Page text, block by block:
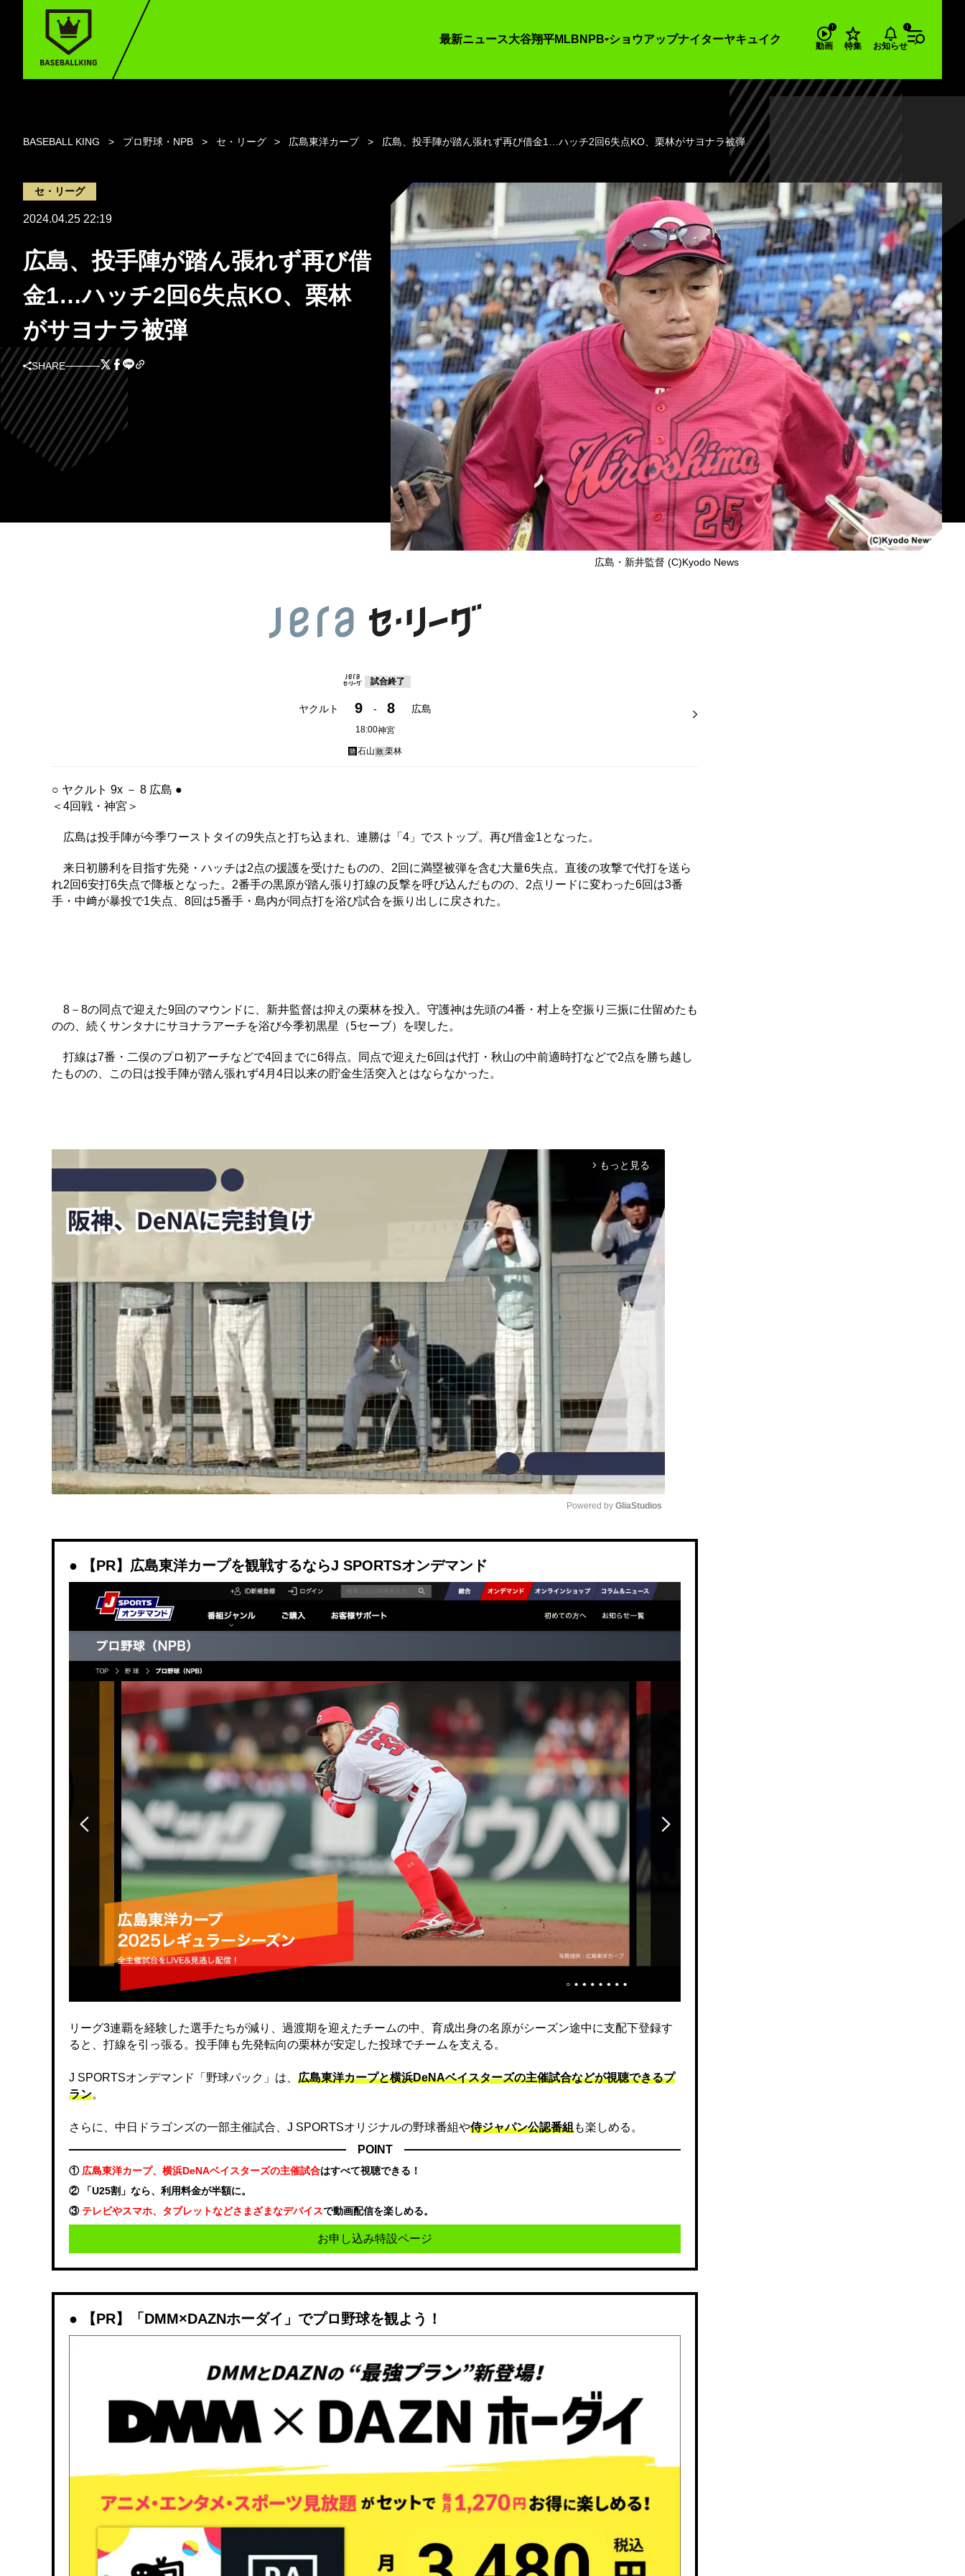
最新ニュース大谷翔平MLB NPB ショウアップナイターヤキュイク
動画 特集 お知らせ
BASEBALL KING プロ野球・NPB セ・リーグ 広島東洋カープ 広島、投手陣が踏ん張れず再び借金1…ハッチ2回6失点KO、栗林がサヨナラ被弾
セ・リーグ
2024.04.25 22:19
広島、投手陣が踏ん張れず再び借
金1…ハッチ2回6失点KO、栗林
がサヨナラ被弾
SHARE
広島・新井監督 (C)Kyodo News
試合終了
ヤクルト 9 - 8 広島
18:00神宮
勝石山 敗栗林
○ ヤクルト 9x － 8 広島 ●
＜4回戦・神宮＞
広島は投手陣が今季ワーストタイの9失点と打ち込まれ、連勝は「4」でストップ。再び借金1となった。
来日初勝利を目指す先発・ハッチは2点の援護を受けたものの、2回に満塁被弾を含む大量6失点。直後の攻撃で代打を送ら
れ2回6安打6失点で降板となった。2番手の黒原が踏ん張り打線の反撃を呼び込んだものの、2点リードに変わった6回は3番
手・中﨑が暴投で1失点、8回は5番手・島内が同点打を浴び試合を振り出しに戻された。
8－8の同点で迎えた9回のマウンドに、新井監督は抑えの栗林を投入。守護神は先頭の4番・村上を空振り三振に仕留めたも
のの、続くサンタナにサヨナラアーチを浴び今季初黒星（5セーブ）を喫した。
打線は7番・二俣のプロ初アーチなどで4回までに6得点。同点で迎えた6回は代打・秋山の中前適時打などで2点を勝ち越し
たものの、この日は投手陣が踏ん張れず4月4日以来の貯金生活突入とはならなかった。
arrow_forward_ios もっと見る
Powered by GliaStudios
【PR】広島東洋カープを観戦するならJ SPORTSオンデマンド
リーグ3連覇を経験した選手たちが減り、過渡期を迎えたチームの中、育成出身の名原がシーズン途中に支配下登録す
ると、打線を引っ張る。投手陣も先発転向の栗林が安定した投球でチームを支える。
J SPORTSオンデマンド「野球パック」は、 広島東洋カープと横浜DeNAベイスターズの主催試合などが視聴できるプ
ラン。
さらに、中日ドラゴンズの一部主催試合、J SPORTSオリジナルの野球番組や侍ジャパン公認番組も楽しめる。
POINT
① 広島東洋カープ、横浜DeNAベイスターズの主催試合はすべて視聴できる！
② 「U25割」なら、利用料金が半額に。
③ テレビやスマホ、タブレットなどさまざまなデバイスで動画配信を楽しめる。
お申し込み特設ページ
【PR】「DMM×DAZNホーダイ」でプロ野球を観よう！